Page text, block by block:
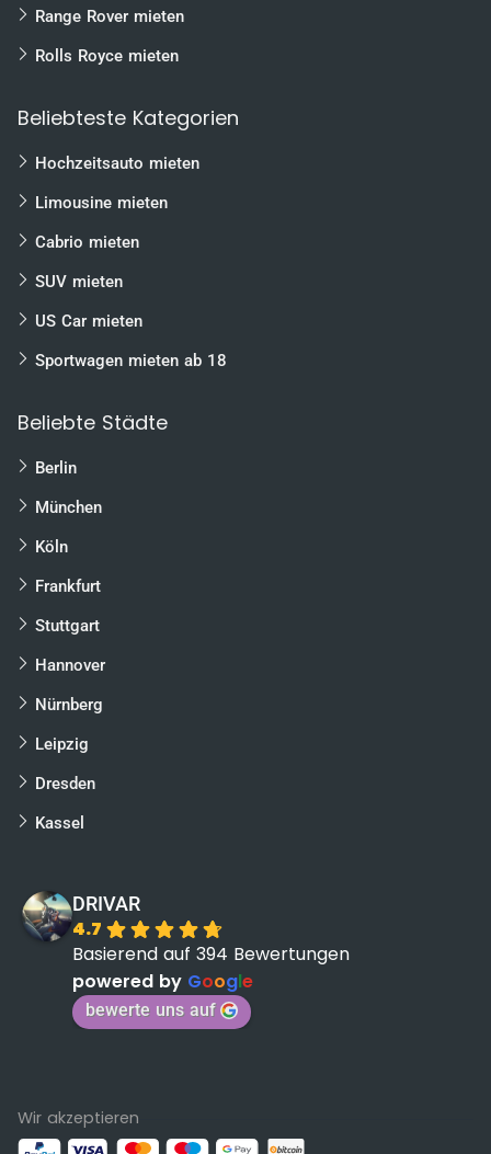
Range Rover mieten
Rolls Royce mieten
Beliebteste Kategorien
Hochzeitsauto mieten
Limousine mieten
Cabrio mieten
SUV mieten
US Car mieten
Sportwagen mieten ab 18
Beliebte Städte
Berlin
München
Köln
Frankfurt
Stuttgart
Hannover
Nürnberg
Leipzig
Dresden
Kassel
DRIVAR
4.7
Basierend auf 394 Bewertungen
powered by Google
bewerte uns auf
Wir akzeptieren